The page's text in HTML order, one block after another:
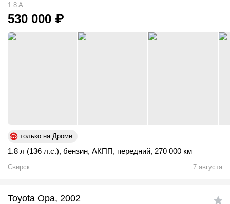
1.8 A
530 000 ₽
только на Дроме
1.8 л (136 л.с.), бензин, АКПП, передний, 270 000 км
Свирск 7 августа
Toyota Opa, 2002